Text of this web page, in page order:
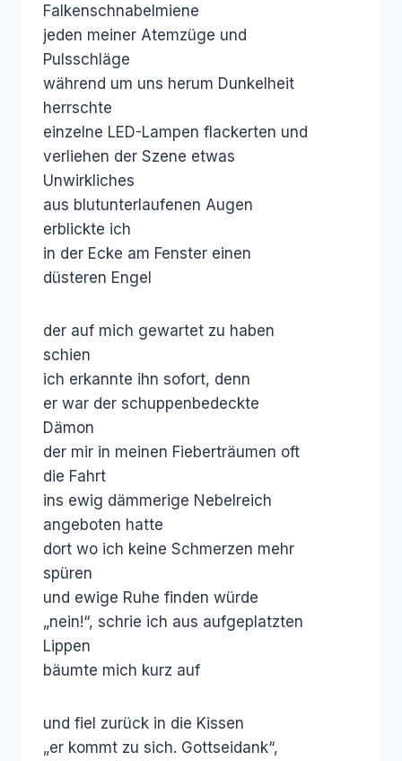
Falkenschnabelmiene
jeden meiner Atemzüge und
Pulsschläge
während um uns herum Dunkelheit
herrschte
einzelne LED-Lampen flackerten und
verliehen der Szene etwas
Unwirkliches
aus blutunterlaufenen Augen
erblickte ich
in der Ecke am Fenster einen
düsteren Engel
der auf mich gewartet zu haben
schien
ich erkannte ihn sofort, denn
er war der schuppenbedeckte
Dämon
der mir in meinen Fieberträumen oft
die Fahrt
ins ewig dämmerige Nebelreich
angeboten hatte
dort wo ich keine Schmerzen mehr
spüren
und ewige Ruhe finden würde
„nein!“, schrie ich aus aufgeplatzten
Lippen
bäumte mich kurz auf
und fiel zurück in die Kissen
„er kommt zu sich. Gottseidank“,